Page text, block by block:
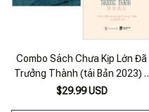
Combo Sách Chưa Kịp Lớn Đã
Trưởng Thành (tái Bản 2023) +
Cùng Bạn Trưởng Thành (bộ 2
$29.99 USD